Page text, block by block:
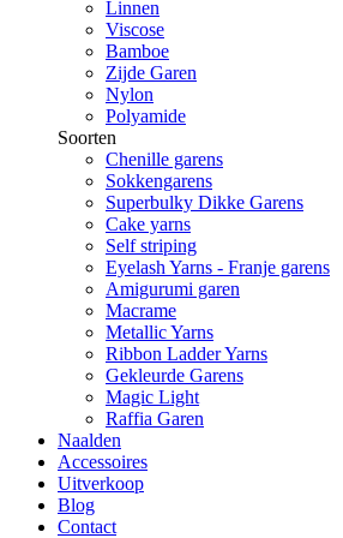
Linnen
Viscose
Bamboe
Zijde Garen
Nylon
Polyamide
Soorten
Chenille garens
Sokkengarens
Superbulky Dikke Garens
Cake yarns
Self striping
Eyelash Yarns - Franje garens
Amigurumi garen
Macrame
Metallic Yarns
Ribbon Ladder Yarns
Gekleurde Garens
Magic Light
Raffia Garen
Naalden
Accessoires
Uitverkoop
Blog
Contact